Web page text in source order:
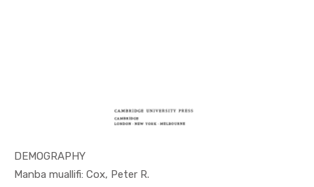
DEMOGRAPHY
Manba muallifi: Cox, Peter R.In Demogra...